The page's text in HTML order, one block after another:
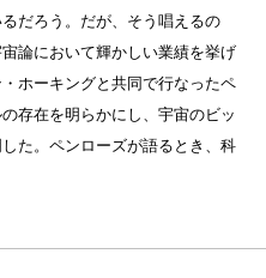
だろう。だが、そう唱えるの
論において輝かしい業績を挙げ
ホーキングと共同で行なったペ
存在を明らかにし、宇宙のビッ
た。ペンローズが語るとき、科